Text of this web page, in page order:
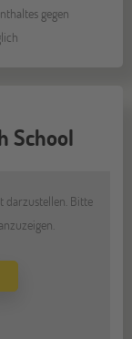
gegen
School
darzustellen. Bitte